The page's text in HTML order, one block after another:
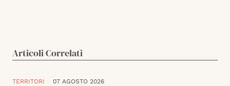
Articoli Correlati
TERRITORI 07 AGOSTO 2026